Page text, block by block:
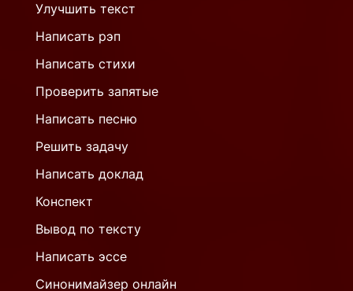
Улучшить текст
Написать рэп
Написать стихи
Проверить запятые
Написать песню
Решить задачу
Написать доклад
Конспект
Вывод по тексту
Написать эссе
Синонимайзер онлайн